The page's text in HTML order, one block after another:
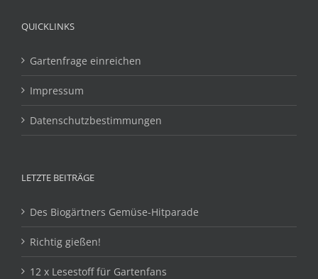
QUICKLINKS
Gartenfrage einreichen
Impressum
Datenschutzbestimmungen
LETZTE BEITRÄGE
Des Biogärtners Gemüse-Hitparade
Richtig gießen!
12 x Lesestoff für Gartenfans